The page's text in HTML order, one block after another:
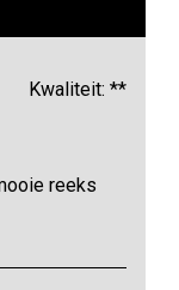
Kwaliteit: **
reeks